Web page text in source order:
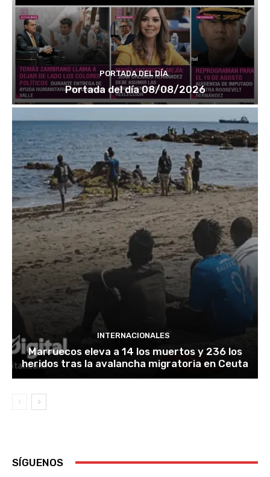
PORTADA DEL DÍA
Portada del día 08/08/2026
INTERNACIONALES
Marruecos eleva a 14 los muertos y 236 los
heridos tras la avalancha migratoria en Ceuta
SÍGUENOS